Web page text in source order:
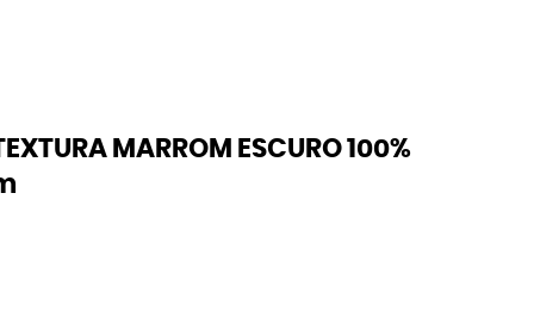
MARROM ESCURO 100%